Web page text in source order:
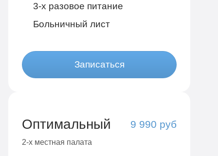
3-х разовое питание
Больничный лист
Записаться
Оптимальный 9 990 руб
2-х местная палата